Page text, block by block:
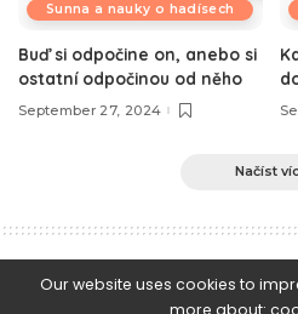
Sunna a nauky o hadísech
Buď si odpočine on, anebo si
ostatní odpočinou od něho
September 27, 2024
Načíst
Our website uses cookies to
more about: